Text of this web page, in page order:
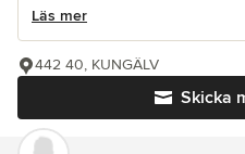
Läs mer
Skicka
442 40, KUNGÄLV